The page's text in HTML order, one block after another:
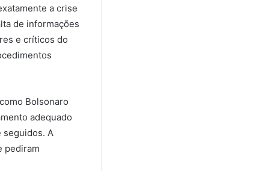
a crise
de informações
e críticos do
Bolsonaro
adequado
seguidos. A
pediram